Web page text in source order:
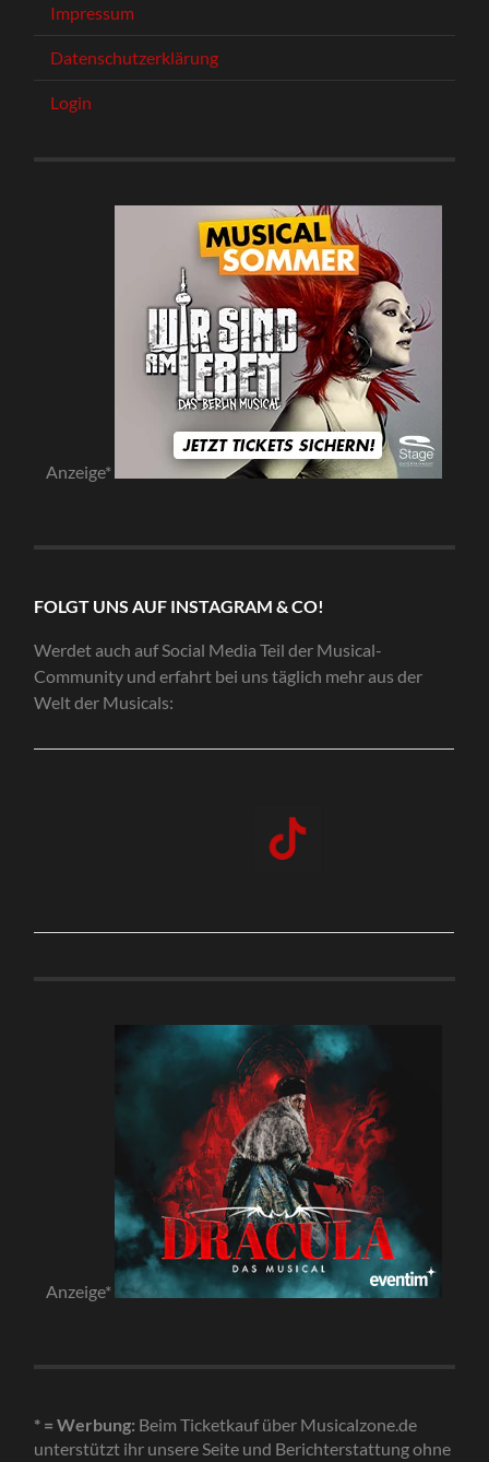
Impressum
Datenschutzerklärung
Login
Anzeige*
FOLGT UNS AUF INSTAGRAM & CO!
Werdet auch auf Social Media Teil der Musical-
Community und erfahrt bei uns täglich mehr aus der
Welt der Musicals:
Anzeige*
* = Werbung: Beim Ticketkauf über Musicalzone.de
unterstützt ihr unsere Seite und Berichterstattung ohne